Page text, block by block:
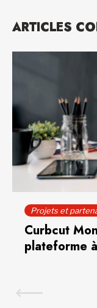
ARTICLES
Projets et
Curbcut
plateforme